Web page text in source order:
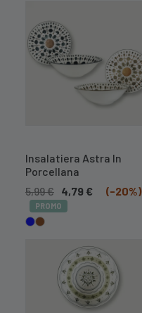
Insalatiera Astra In
Porcellana
5,99€ 4,79 € (-20%)
PROMO